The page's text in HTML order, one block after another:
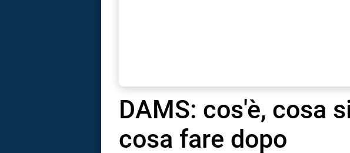
DAMS: cos'è, cosa
cosa fare dopo